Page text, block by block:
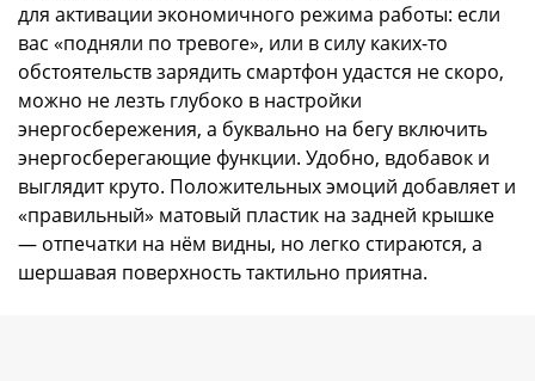
для активации экономичного режима работы: если
вас «подняли по тревоге», или в силу каких-то
обстоятельств зарядить смартфон удастся не скоро,
можно не лезть глубоко в настройки
энергосбережения, а буквально на бегу включить
энергосберегающие функции. Удобно, вдобавок и
выглядит круто. Положительных эмоций добавляет и
«правильный» матовый пластик на задней крышке
— отпечатки на нём видны, но легко стираются, а
шершавая поверхность тактильно приятна.